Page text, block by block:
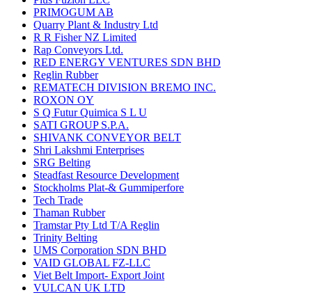
PRIMOGUM AB
Quarry Plant & Industry Ltd
R R Fisher NZ Limited
Rap Conveyors Ltd.
RED ENERGY VENTURES SDN BHD
Reglin Rubber
REMATECH DIVISION BREMO INC.
ROXON OY
S Q Futur Quimica S L U
SATI GROUP S.P.A.
SHIVANK CONVEYOR BELT
Shri Lakshmi Enterprises
SRG Belting
Steadfast Resource Development
Stockholms Plat-& Gummiperfore
Tech Trade
Thaman Rubber
Tramstar Pty Ltd T/A Reglin
Trinity Belting
UMS Corporation SDN BHD
VAID GLOBAL FZ-LLC
Viet Belt Import- Export Joint
VULCAN UK LTD